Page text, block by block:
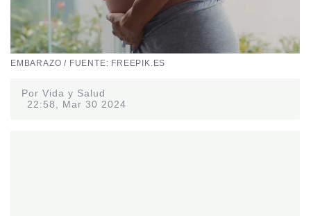
EMBARAZO / FUENTE: FREEPIK.ES
Por Vida y Salud
22:58, Mar 30 2024